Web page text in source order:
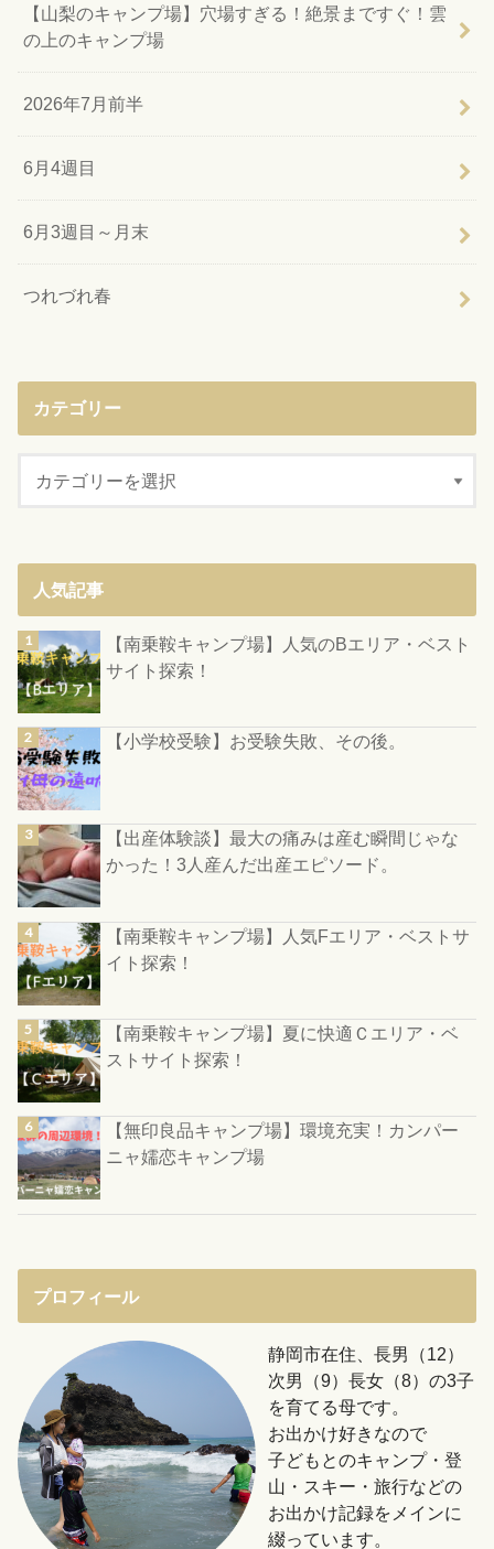
【山梨のキャンプ場】穴場すぎる！絶景まですぐ！雲
の上のキャンプ場
2026年7月前半
6月4週目
6月3週目～月末
つれづれ春
カテゴリー
人気記事
【南乗鞍キャンプ場】人気のBエリア・ベスト
サイト探索！
【小学校受験】お受験失敗、その後。
【出産体験談】最大の痛みは産む瞬間じゃな
かった！3人産んだ出産エピソード。
【南乗鞍キャンプ場】人気Fエリア・ベストサ
イト探索！
【南乗鞍キャンプ場】夏に快適Ｃエリア・ベ
ストサイト探索！
【無印良品キャンプ場】環境充実！カンパー
ニャ嬬恋キャンプ場
プロフィール
静岡市在住、長男（12）
次男（9）長女（8）の3子
を育てる母です。
お出かけ好きなので
子どもとのキャンプ・登
山・スキー・旅行などの
お出かけ記録をメインに
綴っています。